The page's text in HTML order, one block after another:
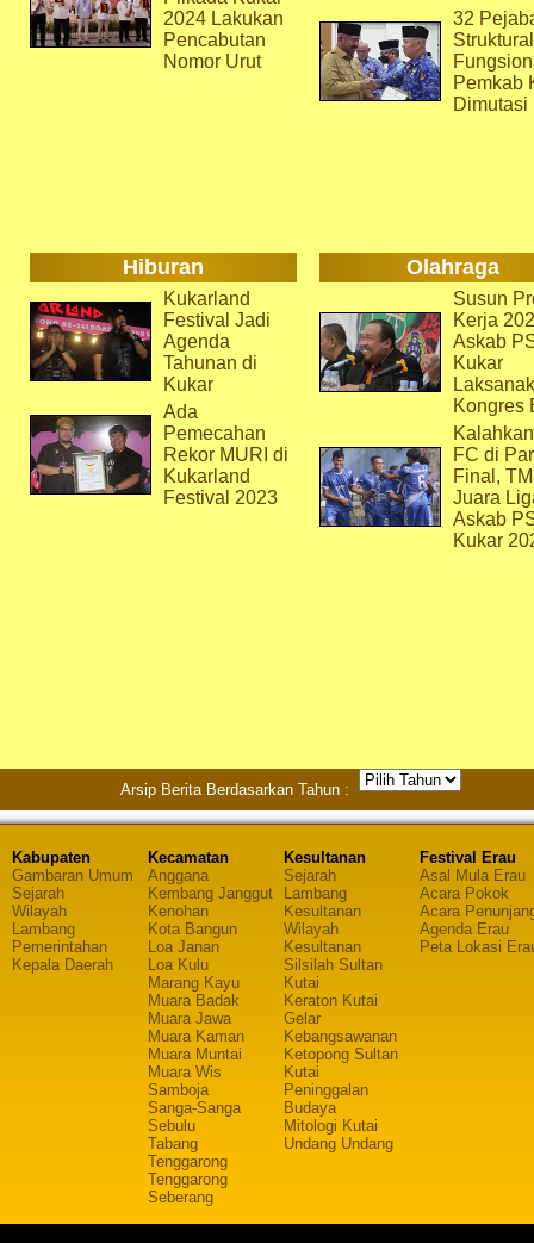
2024 Lakukan
Pencabutan
Nomor Urut
32
Pemkab
Dimutasi
Hiburan Olahraga
Kukarland
Festival Jadi
Agenda
Tahunan di
Kukar
Ada
Pemecahan
Rekor MURI di
Kukarland
Festival 2023
Susun
Kerja
Askab
Kukar
Kongres
FC di
Final,
Juara
Askab
Kukar
Arsip Berita Berdasarkan Tahun :
Kabupaten
Gambaran Umum
Sejarah
Wilayah
Lambang
Pemerintahan
Kepala Daerah
Kecamatan
Anggana
Kembang Janggut
Kenohan
Kota Bangun
Loa Janan
Loa Kulu
Marang Kayu
Muara Badak
Muara Jawa
Muara Kaman
Muara Muntai
Muara Wis
Samboja
Sanga-Sanga
Sebulu
Tabang
Tenggarong
Tenggarong
Seberang
Kesultanan
Sejarah
Lambang
Kesultanan
Wilayah
Kesultanan
Silsilah Sultan
Kutai
Keraton Kutai
Gelar
Kebangsawanan
Ketopong Sultan
Kutai
Peninggalan
Budaya
Mitologi Kutai
Undang Undang
Festival Erau
Asal Mula Erau
Acara Pokok
Acara
Agenda Erau
Peta Lokasi